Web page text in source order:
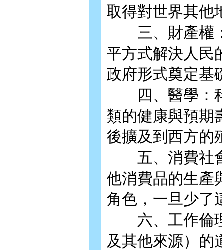
取得對世界其他
三、財產權：
平方式解決人民
政府形式奠定基
四、醫學：科
類的健康與預期
後擴及到西方的
五、消費社會
他消費品的生產
角色，一旦少了
六、工作倫理
及其他來源）的